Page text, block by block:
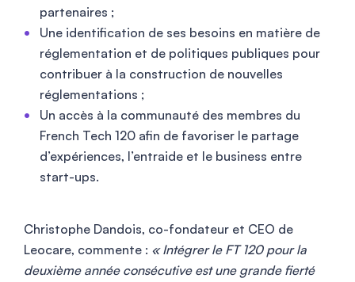
partenaires ;
Une identification de ses besoins en matière de
réglementation et de politiques publiques pour
contribuer à la construction de nouvelles
réglementations ;
Un accès à la communauté des membres du
French Tech 120 afin de favoriser le partage
d’expériences, l’entraide et le business entre
start-ups.
Christophe Dandois, co-fondateur et CEO de
Leocare, commente : « Intégrer le FT 120 pour la
deuxième année consécutive est une grande fierté